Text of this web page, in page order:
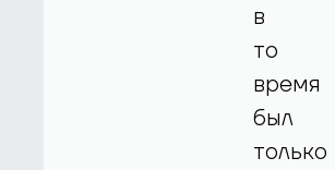
в
то
время
был
только